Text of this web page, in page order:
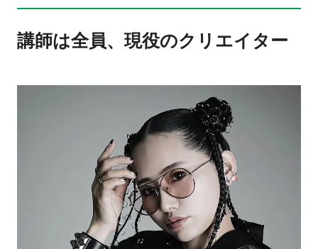
講師は全員、現役のクリエイター